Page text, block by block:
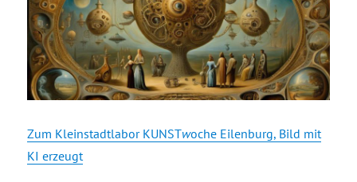
Zum Kleinstadtlabor KUNSTwoche Eilenburg, Bild mit
KI erzeugt